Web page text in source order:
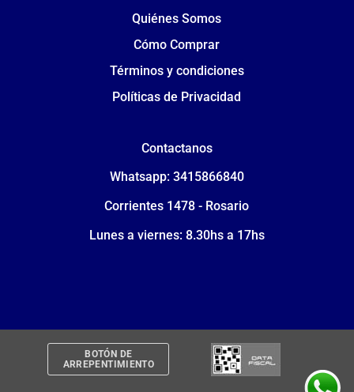
Quiénes Somos
Cómo Comprar
Términos y condiciones
Políticas de Privacidad
Contactanos
Whatsapp: 3415866840
Corrientes 1478 - Rosario
Lunes a viernes: 8.30hs a 17hs
BOTÓN DE
ARREPENTIMIENTO